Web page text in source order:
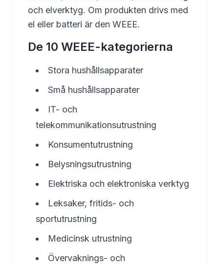
och elverktyg. Om produkten drivs med
el eller batteri är den WEEE.
De 10 WEEE-kategorierna
Stora hushållsapparater
Små hushållsapparater
IT- och
telekommunikationsutrustning
Konsumentutrustning
Belysningsutrustning
Elektriska och elektroniska verktyg
Leksaker, fritids- och
sportutrustning
Medicinsk utrustning
Övervaknings- och